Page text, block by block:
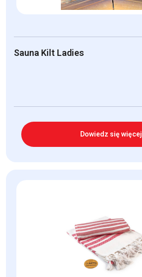
Sauna Kilt Ladies
Dowiedz się więcej